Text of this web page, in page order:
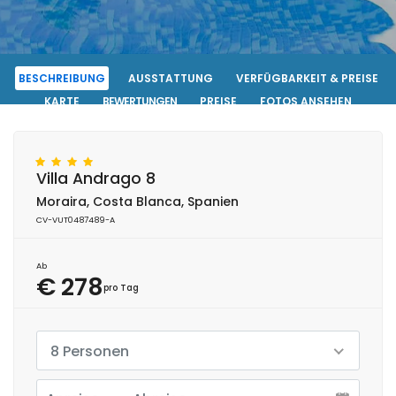
BESCHREIBUNG AUSSTATTUNG
VERFÜGBARKEIT & PREISE
KARTE
BEWERTUNGEN PREISE
FOTOS ANSEHEN
Villa Andrago 8
Moraira, Costa Blanca, Spanien
CV-VUT0487489-A
Ab
€ 278pro Tag
8 Personen